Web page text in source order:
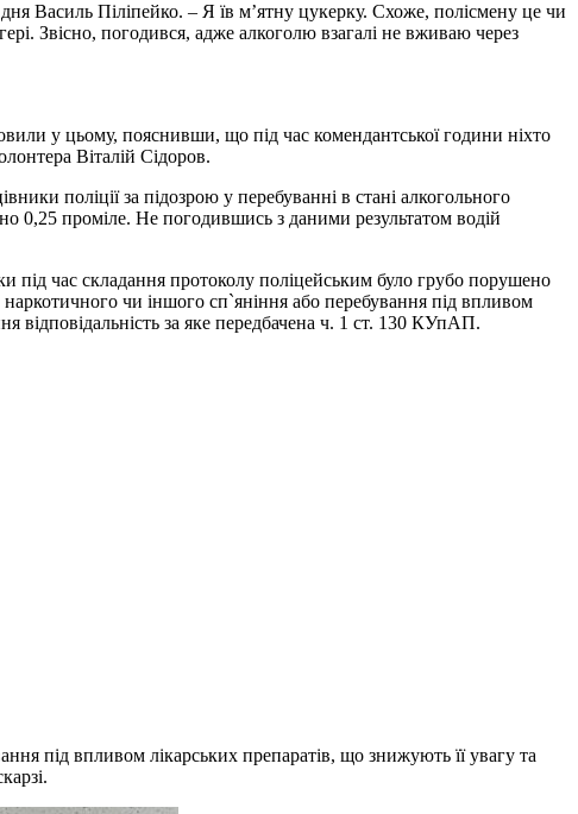
Василь Піліпейко. – Я їв м’ятну цукерку. Схоже, полісмену це чи
Звісно, погодився, адже алкоголю взагалі не вживаю через
у цьому, пояснивши, що під час комендантської години ніхто
Віталій Сідоров.
поліції за підозрою у перебуванні в стані алкогольного
0,25 проміле. Не погодившись з даними результатом водій
під час складання протоколу поліцейським було грубо порушено
чи іншого сп`яніння або перебування під впливом
відповідальність за яке передбачена ч. 1 ст. 130 КУпАП.
під впливом лікарських препаратів, що знижують її увагу та